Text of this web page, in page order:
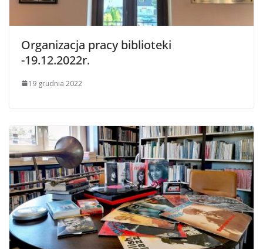
Organizacja pracy biblioteki
-19.12.2022r.
19 grudnia 2022